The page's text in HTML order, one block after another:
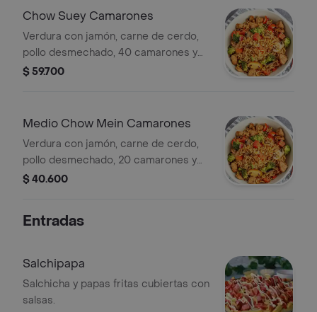
Chow Suey Camarones
Verdura con jamón, carne de cerdo,
pollo desmechado, 40 camarones y
huevos de codorniz.
$ 59.700
Medio Chow Mein Camarones
Verdura con jamón, carne de cerdo,
pollo desmechado, 20 camarones y
huevos de codorniz.
$ 40.600
Entradas
Salchipapa
Salchicha y papas fritas cubiertas con
salsas.